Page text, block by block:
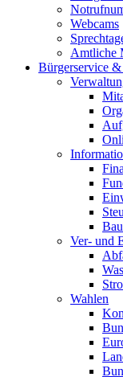
Webcams
Amtliche
Bürgerservice
Ver- und
Wahlen